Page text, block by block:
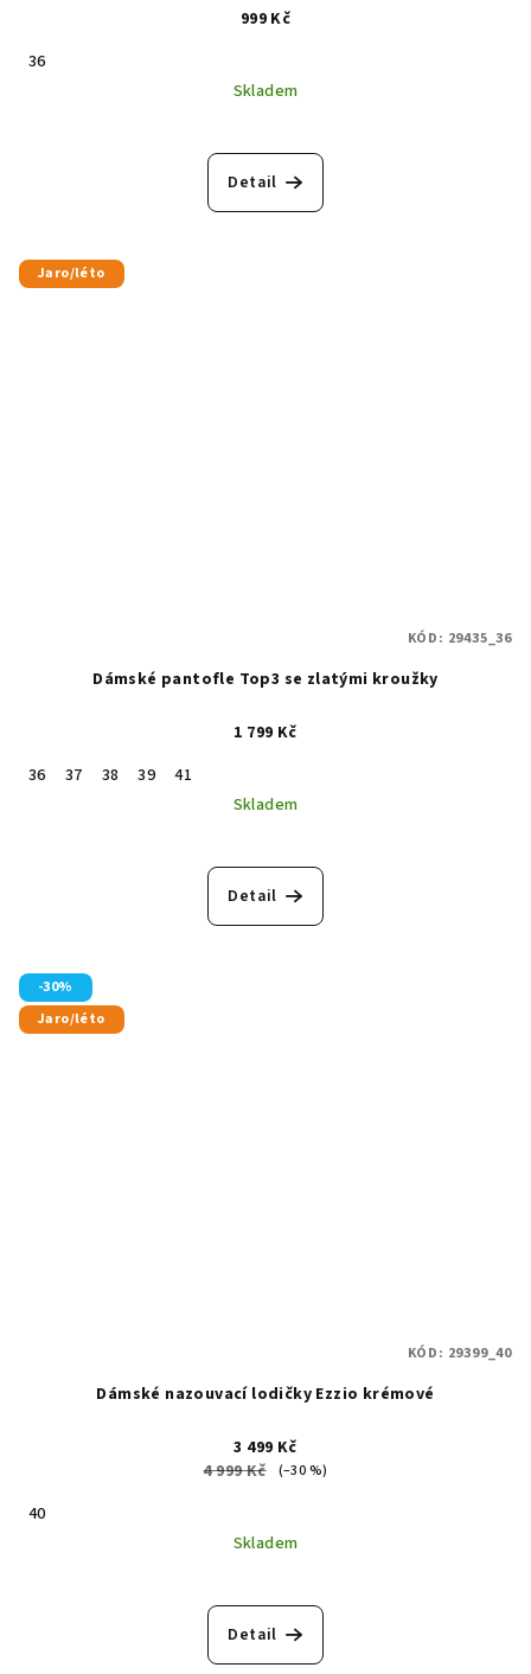
999 Kč
36
Skladem
Detail
Jaro/léto
Dámské pantofle Top3 se zlatými kroužky
1 799 Kč
36
37 38 39
41
Skladem
Detail
KÓD: 29435_36
-30%
Jaro/léto
Dámské nazouvací lodičky Ezzio krémové
3 499 Kč
4 999 Kč
(–30 %)
40
Skladem
Detail
KÓD: 29399_40